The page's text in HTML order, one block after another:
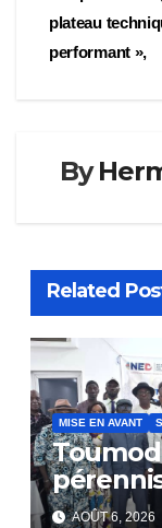
plateau
performant »,
By
Related
MISE EN AVANT
AOÛT 6, 2026